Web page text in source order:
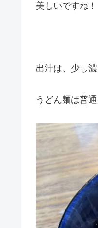
美しいですね！
出汁は、少し
うどん麺は普